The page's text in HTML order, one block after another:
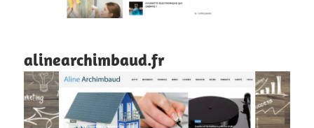
alinearchimbaud.fr